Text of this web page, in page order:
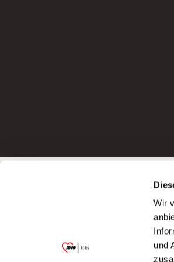
Wir
und
Garitz Bewirtschaftungsbetriebe
(Ein Tochterunternehmen des AWO
Bezirksverbandes Unterfranken e.V.)